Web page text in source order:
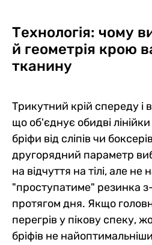
Технологія: чому
й геометрія крою
тканину
Трикутний крій спереду і
що об'єднує обидві лінійки
бріфи від сліпів чи
другорядний параметр
на відчуття на тілі, але не
"проступатиме" резинка
протягом дня. Якщо
перегрів у пікову спеку,
бріфів не